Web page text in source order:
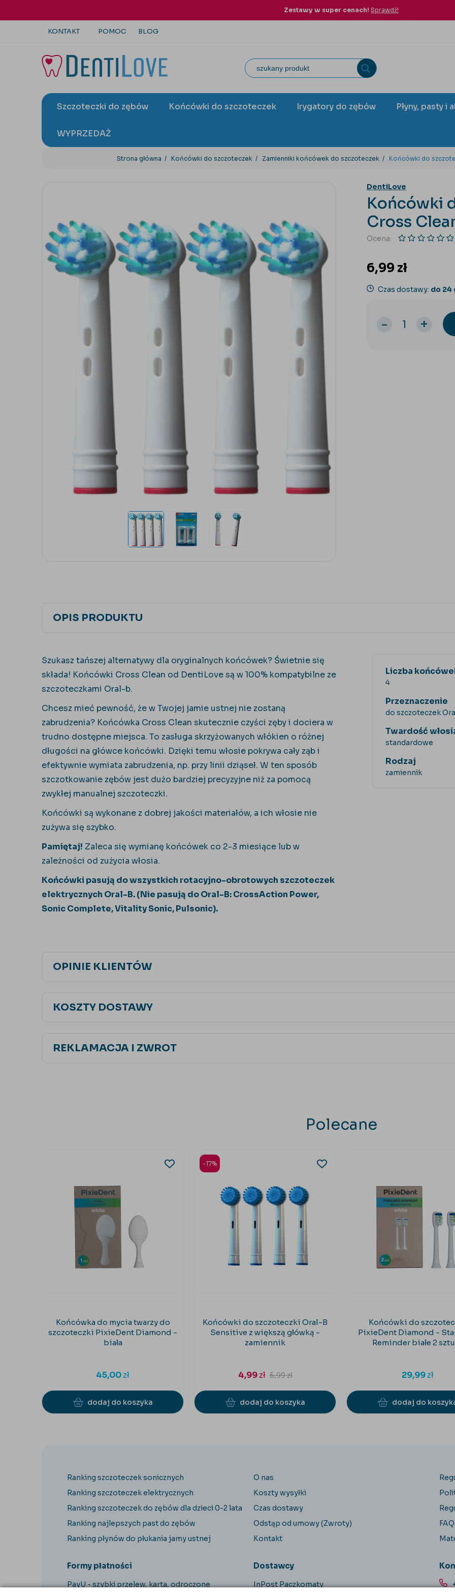
Zestawy w super cenach! Sprawdź!
KONTAKT
+48 22 113 4446
kontakt@dentilove.pl
POMOC BLOG
Szczoteczki do zębów Końcówki do szczoteczek Irygatory do zębów Płyny, pasty i
WYPRZEDAŻ
Strona główna Końcówki do szczoteczek Zamienniki końcówek do szczoteczek Końcówki do
DentiLove
Końcówki
Cross
Ocena:
6,99 zł
Czas dostawy: do 24
- +
OPIS PRODUKTU
Szukasz tańszej alternatywy dla oryginalnych końcówek? Świetnie się
składa! Końcówki Cross Clean od DentiLove są w 100% kompatybilne ze
szczoteczkami Oral-b.
Chcesz mieć pewność, że w Twojej jamie ustnej nie zostaną
zabrudzenia? Końcówka Cross Clean skutecznie czyści zęby i dociera w
trudno dostępne miejsca. To zasługa skrzyżowanych włókien o różnej
długości na główce końcówki. Dzięki temu włosie pokrywa cały ząb i
efektywnie wymiata zabrudzenia, np. przy linii dziąseł. W ten sposób
szczotkowanie zębów jest dużo bardziej precyzyjne niż za pomocą
zwykłej manualnej szczoteczki.
Końcówki są wykonane z dobrej jakości materiałów, a ich włosie nie
zużywa się szybko.
Pamiętaj! Zaleca się wymianę końcówek co 2-3 miesiące lub w
zależności od zużycia włosia.
Końcówki pasują do wszystkich rotacyjno-obrotowych szczoteczek
elektrycznych Oral-B. (Nie pasują do Oral-B: CrossAction Power,
Sonic Complete, Vitality Sonic, Pulsonic).
Liczba
4
Przeznaczenie
do szczoteczek
Twardość
standardowe
Rodzaj
zamiennik
OPINIE KLIENTÓW
KOSZTY DOSTAWY
REKLAMACJA I ZWROT
Polecane
Końcówka do mycia twarzy do
szczoteczki PixieDent Diamond -
biała
45,00zł
dodaj do koszyka
-17%
Końcówki do szczoteczki Oral-B
Sensitive z większą główką -
zamiennik
4,99zł 5,99zł
dodaj do koszyka
Końcówki do
PixieDent Diamond -
Reminder białe 2
29,99zł
dodaj do
Ranking szczoteczek sonicznych
Ranking szczoteczek elektrycznych
Ranking szczoteczek do zębów dla dzieci 0-2 lata
Ranking najlepszych past do zębów
Ranking płynów do płukania jamy ustnej
O nas
Koszty wysyłki
Czas dostawy
Odstąp od umowy (Zwroty)
Kontakt
FAQ
Formy płatności
PayU - szybki przelew, karta, odroczone
Dostawcy
InPost Paczkomaty